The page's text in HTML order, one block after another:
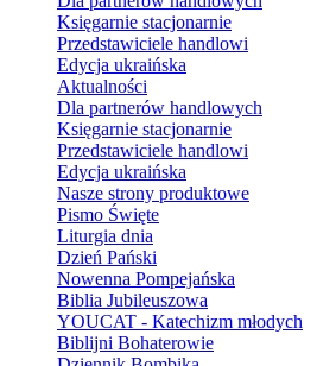
Księgarnie stacjonarnie
Przedstawiciele handlowi
Edycja ukraińska
Aktualności
Dla partnerów handlowych
Księgarnie stacjonarnie
Przedstawiciele handlowi
Edycja ukraińska
Nasze strony produktowe
Pismo Święte
Liturgia dnia
Dzień Pański
Nowenna Pompejańska
Biblia Jubileuszowa
YOUCAT - Katechizm młodych
Biblijni Bohaterowie